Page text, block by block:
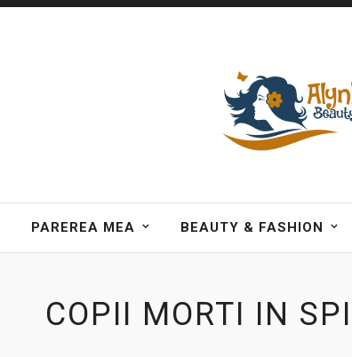
PAREREA MEA BEAUTY & FASHION
COPII MORTI IN